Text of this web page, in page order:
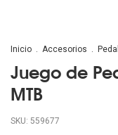
Inicio . Accesorios .
Juego de
MTB
SKU: 559677